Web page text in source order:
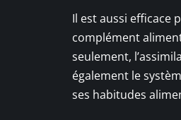
Il est aussi efficace
complément
seulement,
également le
ses habitudes